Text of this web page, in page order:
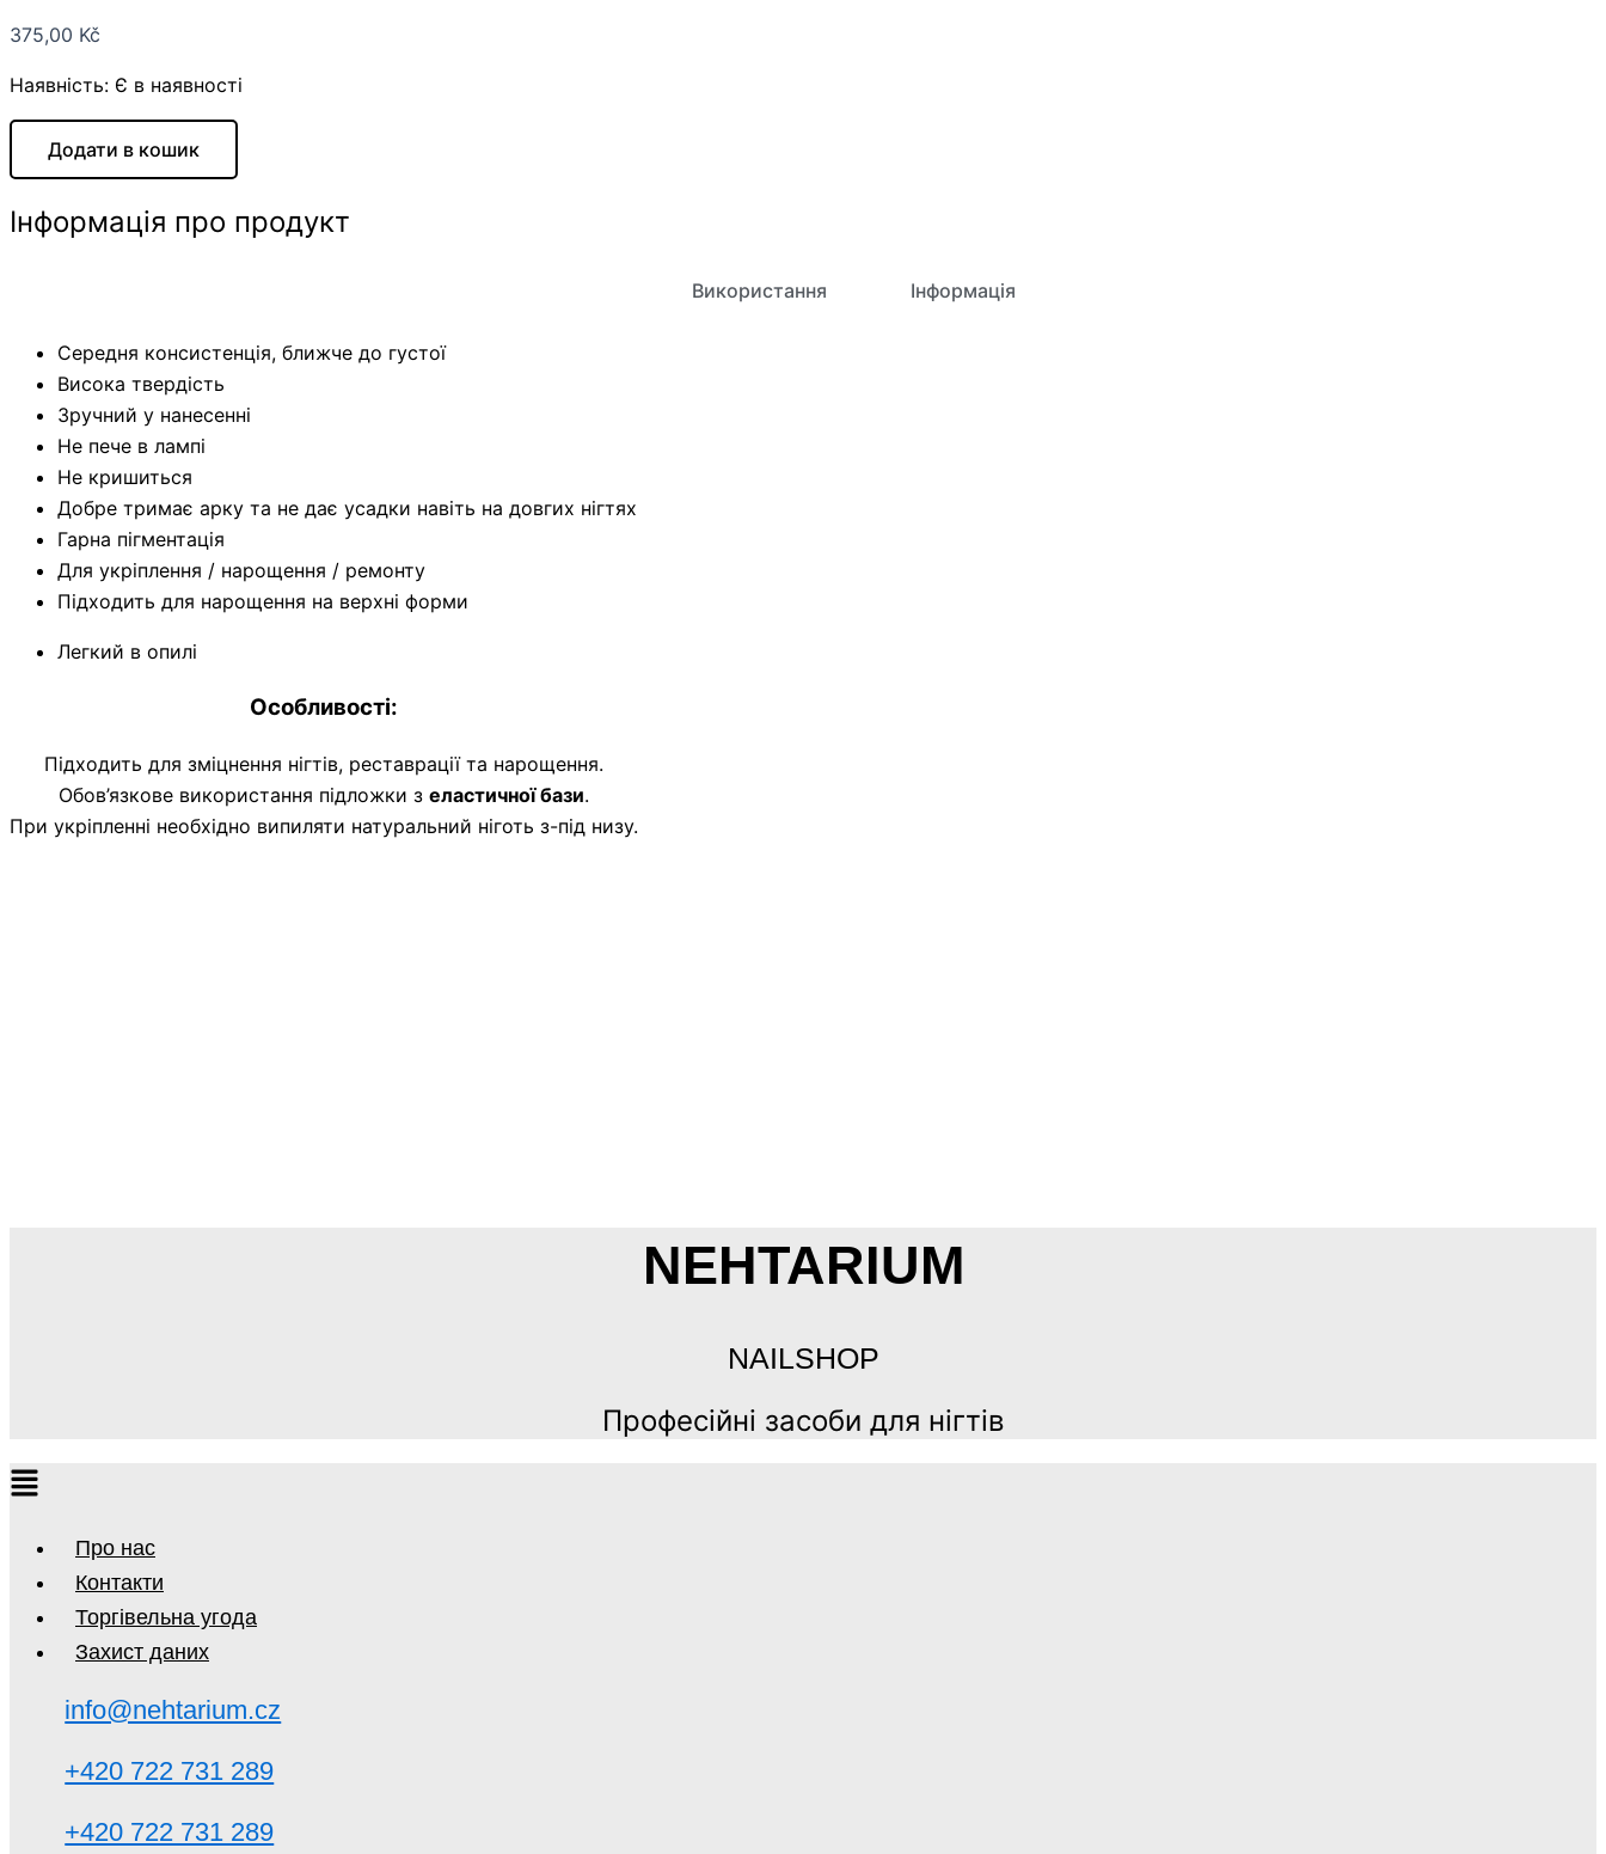
375,00 Kč
Наявність: Є в наявності
Додати в кошик
Інформація про продукт
Використання Інформація
Середня консистенція, ближче до густої
Висока твердість
Зручний у нанесенні
Не пече в лампі
Не кришиться
Добре тримає арку та не дає усадки навіть на довгих нігтях
Гарна пігментація
Для укріплення / нарощення / ремонту
Підходить для нарощення на верхні форми
Легкий в опилі
Особливості:
Підходить для зміцнення нігтів, реставрації та нарощення.
Обов’язкове використання підложки з еластичної бази.
При укріпленні необхідно випиляти натуральний ніготь з-під низу.
NEHTARIUM
NAILSHOP
Професійні засоби для нігтів
Про нас
Контакти
Торгівельна угода
Захист даних
info@nehtarium.cz
+420 722 731 289
+420 722 731 289